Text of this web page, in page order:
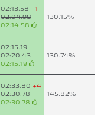
02:13.58 +1
02:04.98
02:14.58
130.15%
02:15.19
02:20.43
02:15.19
130.74%
02:33.80 +4
02:30.78
02:30.78
145.82%